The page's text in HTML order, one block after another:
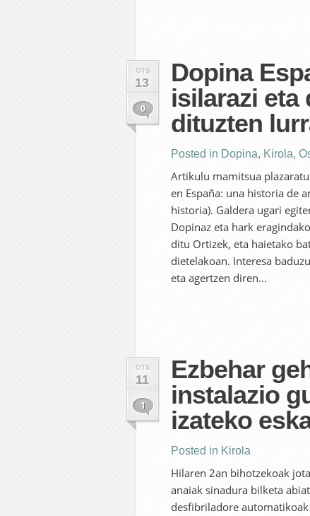
OTS
13
0
Dopina
isilarazi eta
dituzten
Posted in Dopina, Kirola,
Artikulu mamitsua
en España: una historia de
historia). Galdera ugari
Dopinaz eta hark
ditu Ortizek, eta haietako
dietelakoan. Interesa
eta agertzen diren...
OTS
11
1
Ezbehar
instalazio
izateko
Posted in Kirola
Hilaren 2an bihotzekoak
anaiak sinadura bilketa
desfibriladore